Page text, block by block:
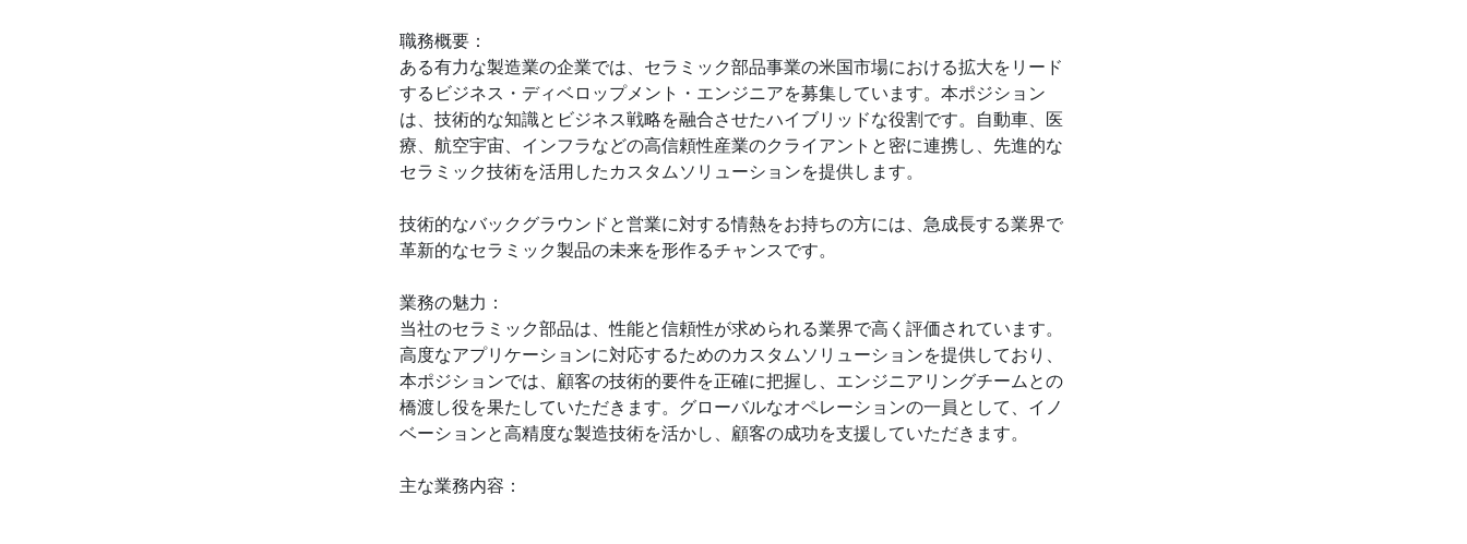
職務概要：
ある有力な製造業の企業では、セラミック部品事業の米国市場における拡大をリード
するビジネス・ディベロップメント・エンジニアを募集しています。本ポジション
は、技術的な知識とビジネス戦略を融合させたハイブリッドな役割です。自動車、医
療、航空宇宙、インフラなどの高信頼性産業のクライアントと密に連携し、先進的な
セラミック技術を活用したカスタムソリューションを提供します。
技術的なバックグラウンドと営業に対する情熱をお持ちの方には、急成長する業界で
革新的なセラミック製品の未来を形作るチャンスです。
業務の魅力：
当社のセラミック部品は、性能と信頼性が求められる業界で高く評価されています。
高度なアプリケーションに対応するためのカスタムソリューションを提供しており、
本ポジションでは、顧客の技術的要件を正確に把握し、エンジニアリングチームとの
橋渡し役を果たしていただきます。グローバルなオペレーションの一員として、イノ
ベーションと高精度な製造技術を活かし、顧客の成功を支援していただきます。
主な業務内容：